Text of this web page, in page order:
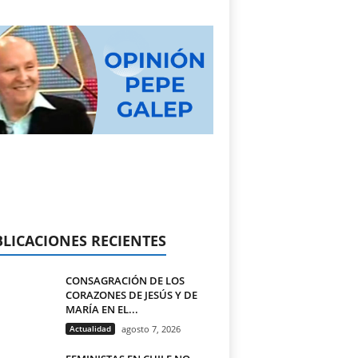
RECIENTES
CONSAGRACIÓN DE LOS
CORAZONES DE JESÚS Y DE
MARÍA EN EL...
Actualidad agosto 7, 2026